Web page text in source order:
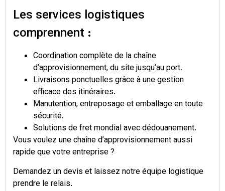
Les services logistiques
comprennent :
Coordination complète de la chaîne
d’approvisionnement, du site jusqu’au port.
Livraisons ponctuelles grâce à une gestion
efficace des itinéraires.
Manutention, entreposage et emballage en toute
sécurité.
Solutions de fret mondial avec dédouanement.
Vous voulez une chaîne d’approvisionnement aussi
rapide que votre entreprise ?
Demandez un devis et laissez notre équipe logistique
prendre le relais.